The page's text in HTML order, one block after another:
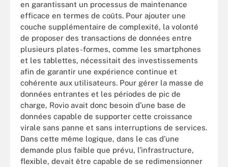
en garantissant un processus de maintenance
efficace en termes de coûts. Pour ajouter une
couche supplémentaire de complexité, la volonté
de proposer des transactions de données entre
plusieurs plates-formes, comme les smartphones
et les tablettes, nécessitait des investissements
afin de garantir une expérience continue et
cohérente aux utilisateurs. Pour gérer la masse de
données entrantes et les périodes de pic de
charge, Rovio avait donc besoin d’une base de
données capable de supporter cette croissance
virale sans panne et sans interruptions de services.
Dans cette même logique, dans le cas d’une
demande plus faible que prévu, l’infrastructure,
flexible, devait être capable de se redimensionner